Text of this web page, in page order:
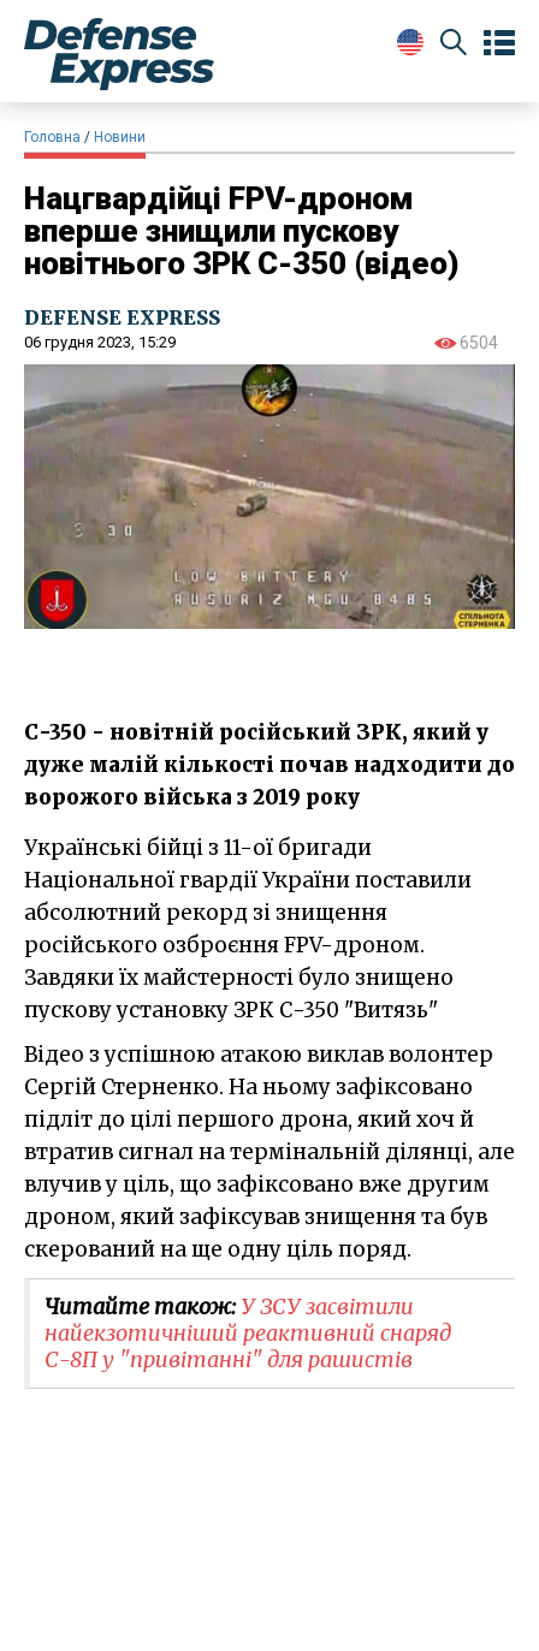
Головна Новини
Нацгвардійці FPV-дроном
вперше знищили пускову
новітнього ЗРК С-350 (відео)
DEFENSE EXPRESS
06 грудня 2023, 15:29 6504
С-350 - новітній російський ЗРК, який у
дуже малій кількості почав надходити до
ворожого війська з 2019 року
Українські бійці з 11-ої бригади
Національної гвардії України поставили
абсолютний рекорд зі знищення
російського озброєння FPV-дроном.
Завдяки їх майстерності було знищено
пускову установку ЗРК С-350 "Витязь"
Відео з успішною атакою виклав волонтер
Сергій Стерненко. На ньому зафіксовано
підліт до цілі першого дрона, який хоч й
втратив сигнал на термінальній ділянці, але
влучив у ціль, що зафіксовано вже другим
дроном, який зафіксував знищення та був
скерований на ще одну ціль поряд.
Читайте також:У ЗСУ засвітили
найекзотичніший реактивний снаряд
С-8П у "привітанні" для рашистів